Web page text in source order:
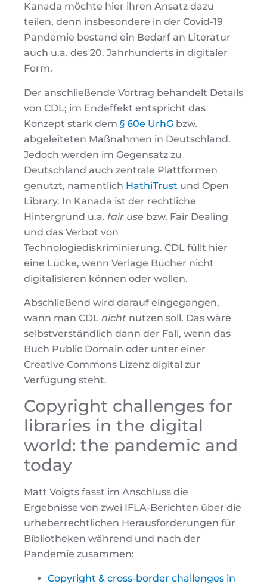
Kanada möchte hier ihren Ansatz dazu
teilen, denn insbesondere in der Covid-19
Pandemie bestand ein Bedarf an Literatur
auch u.a. des 20. Jahrhunderts in digitaler
Form.
Der anschließende Vortrag behandelt Details
von CDL; im Endeffekt entspricht das
Konzept stark dem § 60e UrhG bzw.
abgeleiteten Maßnahmen in Deutschland.
Jedoch werden im Gegensatz zu
Deutschland auch zentrale Plattformen
genutzt, namentlich HathiTrust und Open
Library. In Kanada ist der rechtliche
Hintergrund u.a. fair use bzw. Fair Dealing
und das Verbot von
Technologiediskriminierung. CDL füllt hier
eine Lücke, wenn Verlage Bücher nicht
digitalisieren können oder wollen.
Abschließend wird darauf eingegangen,
wann man CDL nicht nutzen soll. Das wäre
selbstverständlich dann der Fall, wenn das
Buch Public Domain oder unter einer
Creative Commons Lizenz digital zur
Verfügung steht.
Copyright challenges for
libraries in the digital
world: the pandemic and
today
Matt Voigts fasst im Anschluss die
Ergebnisse von zwei IFLA-Berichten über die
urheberrechtlichen Herausforderungen für
Bibliotheken während und nach der
Pandemie zusammen:
Copyright & cross-border challenges in